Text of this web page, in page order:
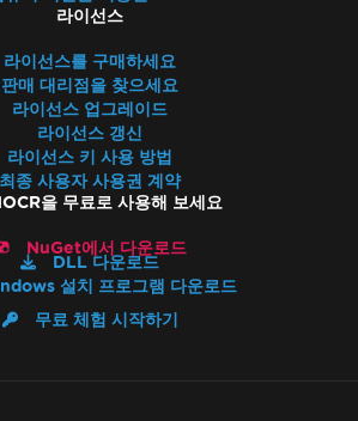
라이선스
라이선스를 구매하세요
판매 대리점을 찾으세요
라이선스 업그레이드
라이선스 갱신
라이선스 키 사용 방법
최종 사용자 사용권 계약
을 무료로 사용해 보세요
NuGet에서 다운로드
DLL 다운로드
설치 프로그램 다운로드
무료 체험 시작하기